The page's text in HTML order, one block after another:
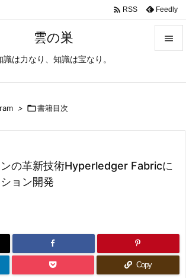
雲の巣
識は力なり、知識は宝なり。

次へ
 RSS Feedly
> 書籍目次
の革新技術Hyperledger Fabricに
ョン開発
Copy